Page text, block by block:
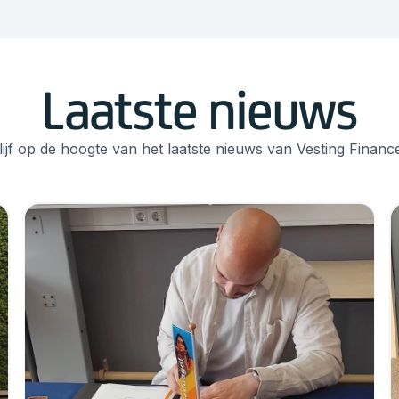
Laatste nieuws
op de hoogte van het laatste nieuws van Vesting